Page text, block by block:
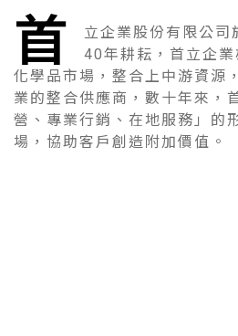
VIEW MORE
首
立企業股份有限公
40年耕耘，首立企
化學品市場，整合上中游資源
業的整合供應商，數十年來，
營、專業行銷、在地服務」的
場，協助客戶創造附加價值。